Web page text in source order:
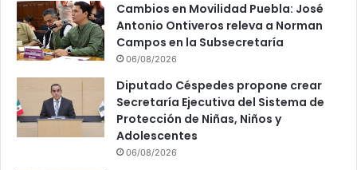
Cambios en Movilidad Puebla: José
Antonio Ontiveros releva a Norman
Campos en la Subsecretaría
06/08/2026
Diputado Céspedes propone crear
Secretaría Ejecutiva del Sistema de
Protección de Niñas, Niños y
Adolescentes
06/08/2026